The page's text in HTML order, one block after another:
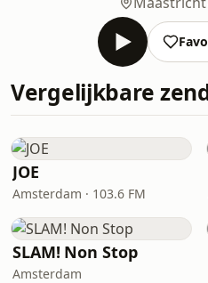
Vergelijkbare
JOE
Amsterdam · 103.6 FM
SLAM! Non Stop
Amsterdam